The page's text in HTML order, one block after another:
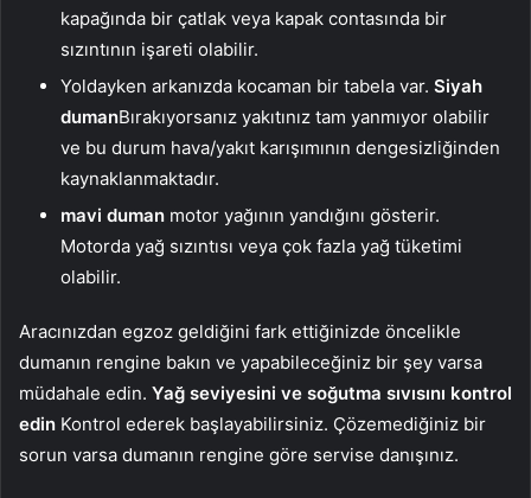
kapağında bir çatlak veya kapak contasında bir
sızıntının işareti olabilir.
Yoldayken arkanızda kocaman bir tabela var. Siyah
dumanBırakıyorsanız yakıtınız tam yanmıyor olabilir
ve bu durum hava/yakıt karışımının dengesizliğinden
kaynaklanmaktadır.
mavi duman motor yağının yandığını gösterir.
Motorda yağ sızıntısı veya çok fazla yağ tüketimi
olabilir.
Aracınızdan egzoz geldiğini fark ettiğinizde öncelikle
dumanın rengine bakın ve yapabileceğiniz bir şey varsa
müdahale edin. Yağ seviyesini ve soğutma sıvısını kontrol
edin Kontrol ederek başlayabilirsiniz. Çözemediğiniz bir
sorun varsa dumanın rengine göre servise danışınız.